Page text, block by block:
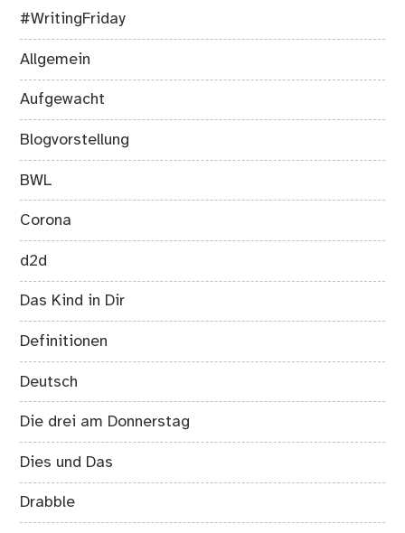
#WritingFriday
Allgemein
Aufgewacht
Blogvorstellung
BWL
Corona
d2d
Das Kind in Dir
Definitionen
Deutsch
Die drei am Donnerstag
Dies und Das
Drabble